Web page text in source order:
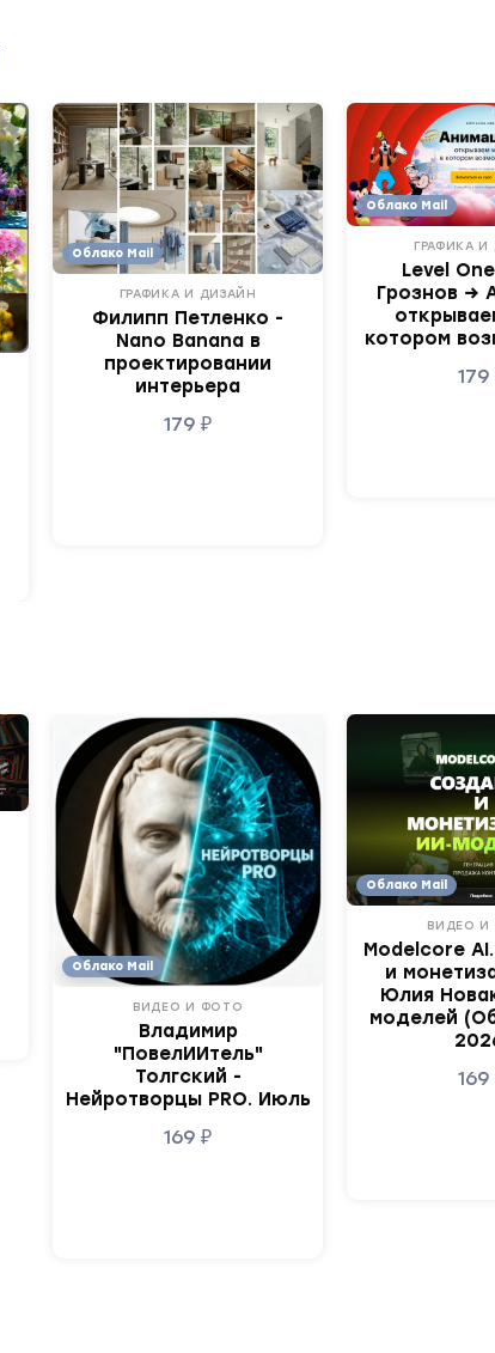
Облако Mail
ГРАФИКА И ДИЗАЙН
Филипп Петленко -
Nano Banana в
проектировании
интерьера
179₽
Облако Mail
ГРАФИКА И
Level
Грознов →
котором
179
Облако Mail
ВИДЕО И ФОТО
Владимир
"ПовелИИтель"
Толгский -
Нейротворцы PRO. Июль
169₽
Облако Mail
ВИДЕО И
Modelcore
и
Юлия
моделей
169